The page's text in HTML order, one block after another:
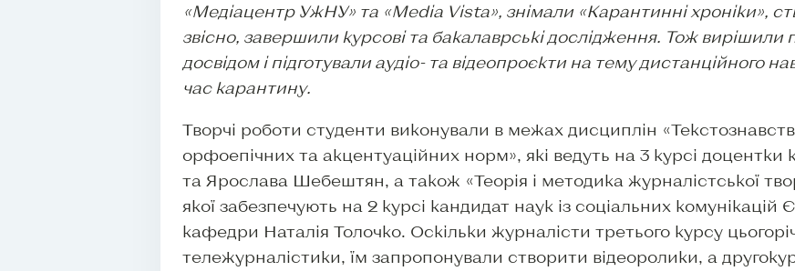
«Медіацентр УжНУ» та «Media Vista», знімали «Карантинні хроніки»,
звісно, завершили курсові та бакалаврські дослідження. Тож
досвідом і підготували аудіо- та відеопроєкти на тему дистанційного
час карантину.
Творчі роботи студенти виконували в межах дисциплін
орфоепічних та акцентуаційних норм», які ведуть на 3 курсі
та Ярослава Шебештян, а також «Теорія і методика журналістської
якої забезпечують на 2 курсі кандидат наук із соціальних комунікацій
кафедри Наталія Толочко. Оскільки журналісти третього курсу
тележурналістики, їм запропонували створити відеоролики, а